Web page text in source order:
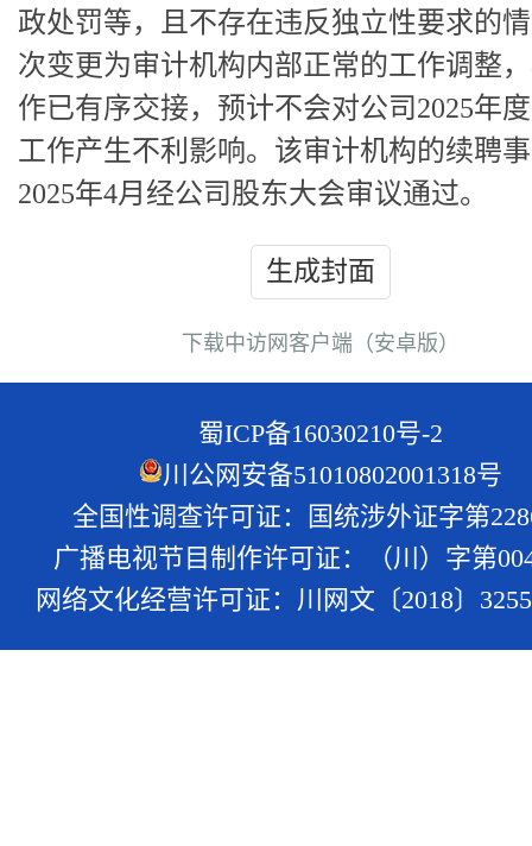
政处罚等，且不存在违反独立性要求的
次变更为审计机构内部正常的工作调整
作已有序交接，预计不会对公司2025年
工作产生不利影响。该审计机构的续聘
2025年4月经公司股东大会审议通过。
生成封面
下载中访网客户端（安卓版）
蜀ICP备16030210号-2
川公网安备51010802001318号
全国性调查许可证：国统涉外证字第
广播电视节目制作许可证：（川）字第
网络文化经营许可证：川网文〔2018〕